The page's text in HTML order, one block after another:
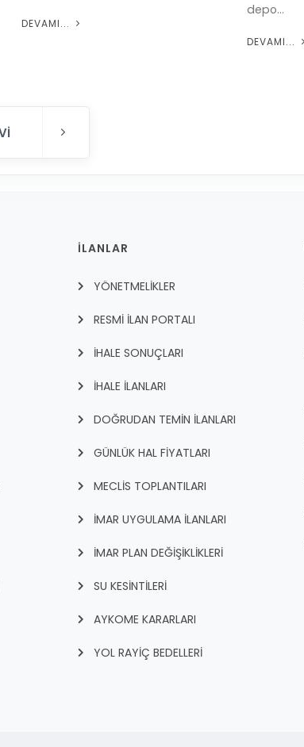
DEVAMI...
depo...
DEVAMI...
İLANLAR
YÖNETMELİKLER
RESMİ İLAN PORTALI
İHALE SONUÇLARI
İHALE İLANLARI
DOĞRUDAN TEMİN İLANLARI
GÜNLÜK HAL FİYATLARI
MECLİS TOPLANTILARI
İMAR UYGULAMA İLANLARI
İMAR PLAN DEĞİŞİKLİKLERİ
SU KESİNTİLERİ
AYKOME KARARLARI
YOL RAYİÇ BEDELLERİ